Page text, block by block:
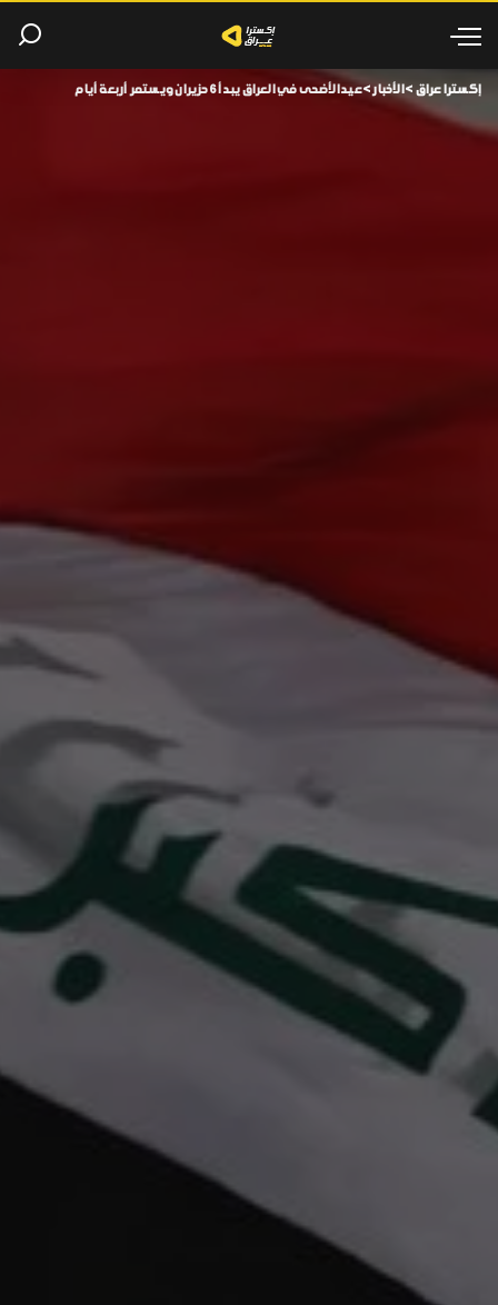
إكسترا عراق >الأخبار>عيد الأضحى في العراق يبدأ 6 حزيران ويستمر أربعة أيام